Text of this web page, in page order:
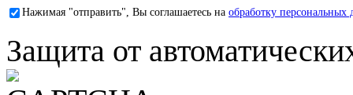
Нажимая "отправить", Вы соглашаетесь на обработку персональных
Защита от